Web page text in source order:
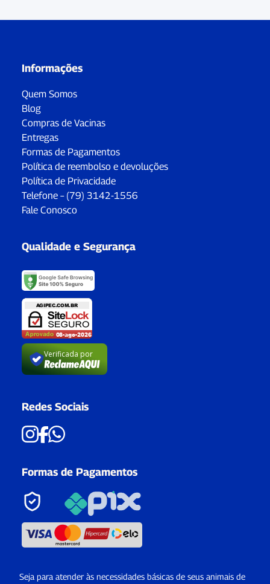
Informações
Quem Somos
Blog
Compras de Vacinas
Entregas
Formas de Pagamentos
Política de reembolso e devoluções
Política de Privacidade
Telefone – (79) 3142-1556
Fale Conosco
Qualidade e Segurança
Verificada por
Redes Sociais
Formas de Pagamentos
Seja para atender às necessidades básicas de seus animais de